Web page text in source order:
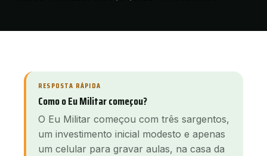
RESPOSTA RÁPIDA
Como o Eu Militar começou?
O Eu Militar começou com três sargentos,
um investimento inicial modesto e apenas
um celular para gravar aulas, na casa da